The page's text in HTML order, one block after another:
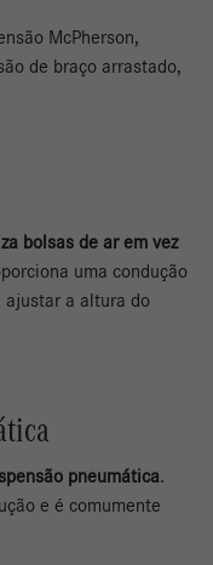
McPherson,
de braço arrastado,
bolsas de ar em vez
uma condução
ajustar a altura do
pneumática.
e é comumente